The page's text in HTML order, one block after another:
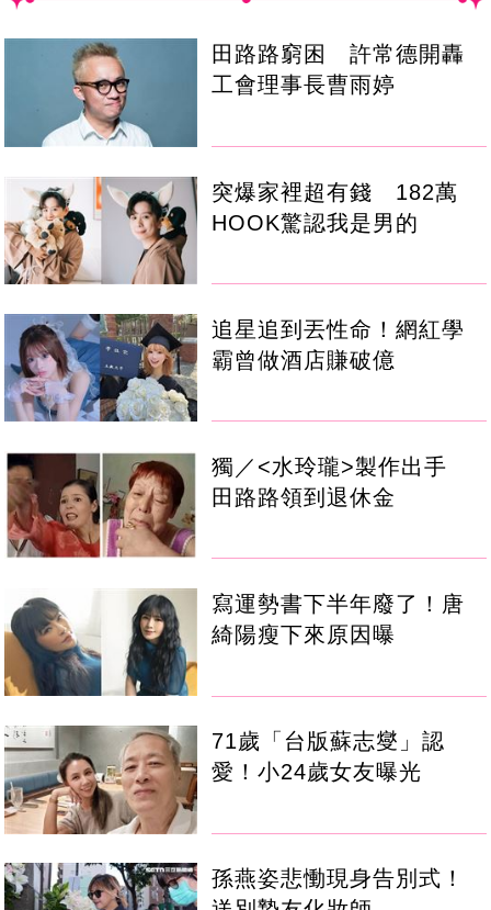
田路路窮困 許常德開轟
工會理事長曹雨婷
突爆家裡超有錢 182萬
HOOK驚認我是男的
追星追到丟性命！網紅學
霸曾做酒店賺破億
獨／<水玲瓏>製作出手
田路路領到退休金
寫運勢書下半年廢了！唐
綺陽瘦下來原因曝
71歲「台版蘇志燮」認
愛！小24歲女友曝光
孫燕姿悲慟現身告別式！